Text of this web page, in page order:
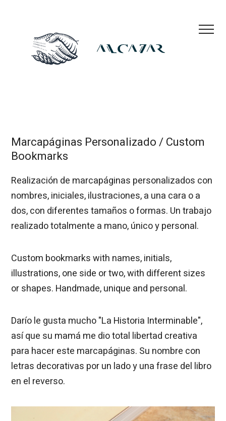
Marcapáginas Personalizado / Custom
Bookmarks
Realización de marcapáginas personalizados con
nombres, iniciales, ilustraciones, a una cara o a
dos, con diferentes tamaños o formas. Un trabajo
realizado totalmente a mano, único y personal.
Custom bookmarks with names, initials,
illustrations, one side or two, with different sizes
or shapes. Handmade, unique and personal.
Darío le gusta mucho "La Historia Interminable",
así que su mamá me dio total libertad creativa
para hacer este marcapáginas. Su nombre con
letras decorativas por un lado y una frase del libro
en el reverso.